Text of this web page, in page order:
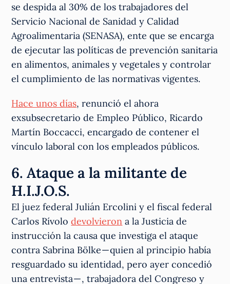
se despida al 30% de los trabajadores del
Servicio Nacional de Sanidad y Calidad
Agroalimentaria (SENASA), ente que se encarga
de ejecutar las políticas de prevención sanitaria
en alimentos, animales y vegetales y controlar
el cumplimiento de las normativas vigentes.
Hace unos días, renunció el ahora
exsubsecretario de Empleo Público, Ricardo
Martín Boccacci, encargado de contener el
vínculo laboral con los empleados públicos.
6. Ataque a la militante de
H.I.J.O.S.
El juez federal Julián Ercolini y el fiscal federal
Carlos Rívolodevolvieron a la Justicia de
instrucción la causa que investiga el ataque
contra Sabrina Bölke — quien al principio había
resguardado su identidad, pero ayer concedió
una entrevista — , trabajadora del Congreso y